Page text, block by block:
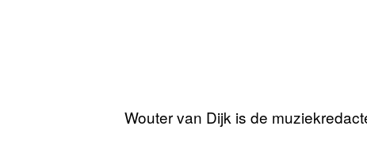
Wouter van Dijk is de